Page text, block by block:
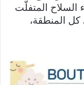
السلاح المتفلّت
المنطقة،